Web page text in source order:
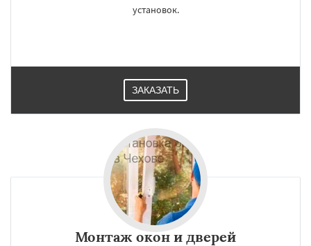
установок.
ЗАКАЗАТЬ
Монтаж окон и дверей